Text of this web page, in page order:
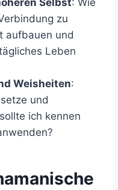
Selbst: Wie
zu
aufbauen und
Leben
Weisheiten:
und
ich kennen